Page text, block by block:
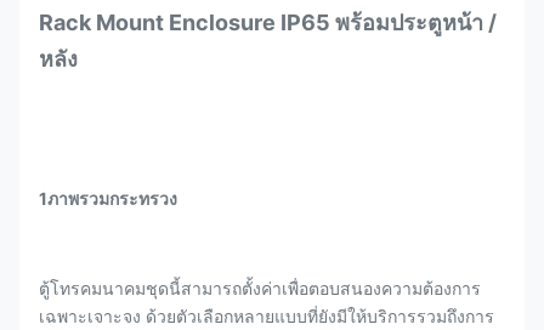
Rack Mount Enclosure IP65 พร้อมประตูหน้า /
หลัง
1ภาพรวมกระทรวง
ตู้โทรคมนาคมชุดนี้สามารถตั้งค่าเพื่อตอบสนองความต้องการ
เฉพาะเจาะจง ด้วยตัวเลือกหลายแบบที่ยังมีให้บริการรวมถึงการ